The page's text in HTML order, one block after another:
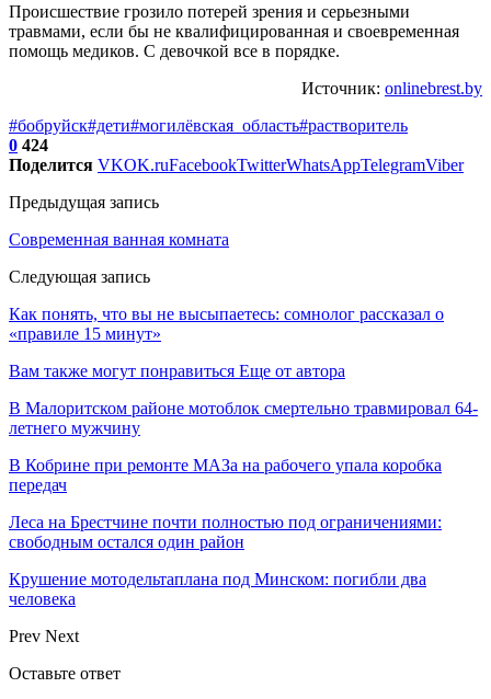
Происшествие грозило потерей зрения и серьезными
травмами, если бы не квалифицированная и своевременная
помощь медиков. С девочкой все в порядке.
Источник: onlinebrest.by
#бобруйск#дети#могилёвская_область#растворитель
0 424
Поделится VKOK.ruFacebookTwitterWhatsAppTelegramViber
Предыдущая запись
Современная ванная комната
Следующая запись
Как понять, что вы не высыпаетесь: сомнолог рассказал о
«правиле 15 минут»
Вам также могут понравиться Еще от автора
В Малоритском районе мотоблок смертельно травмировал 64-
летнего мужчину
В Кобрине при ремонте МАЗа на рабочего упала коробка
передач
Леса на Брестчине почти полностью под ограничениями:
свободным остался один район
Крушение мотодельтаплана под Минском: погибли два
человека
Prev Next
Оставьте ответ